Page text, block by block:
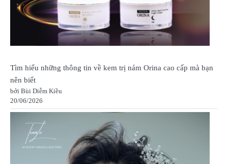
Tìm hiểu những thông tin về kem trị nám Orina cao cấp mà bạn
nên biết
bởi Bùi Diễm Kiều
20/06/2026